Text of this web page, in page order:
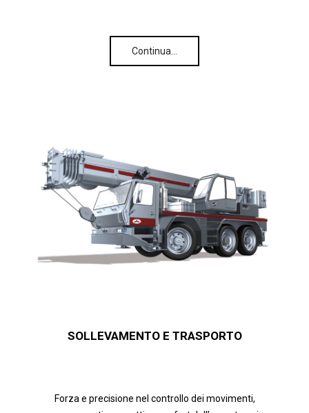
Continua…
SOLLEVAMENTO E TRASPORTO
Forza e precisione nel controllo dei movimenti,